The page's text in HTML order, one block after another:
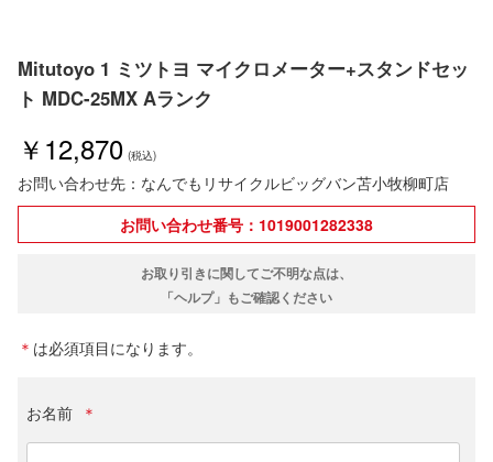
Mitutoyo 1 ミツトヨ マイクロメーター+スタンドセッ
ト MDC-25MX Aランク
￥12,870
お問い合わせ先：なんでもリサイクルビッグバン苫小牧柳町店
お問い合わせ番号：1019001282338
お取り引きに関してご不明な点は、
「ヘルプ」もご確認ください
＊ は必須項目になります。
お名前 ＊